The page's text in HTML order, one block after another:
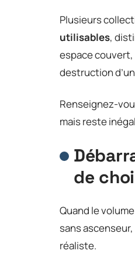
Plusieurs
utilisables,
espace
destruction
Renseignez-
mais reste
de
Quand le
sans
réaliste.